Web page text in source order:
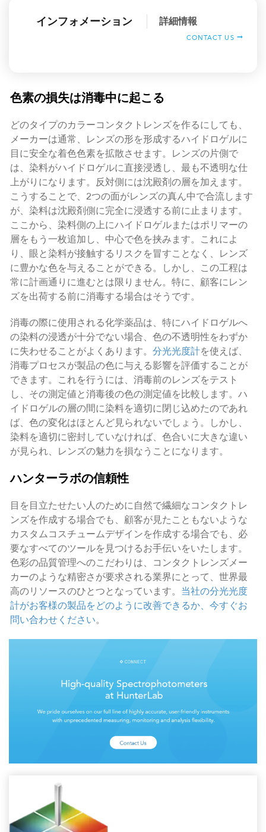
インフォメーション 詳細情報
CONTACT US
色素の損失は消毒中に起こる
どのタイプのカラーコンタクトレンズを作るにしても、
メーカーは通常、レンズの形を形成するハイドロゲルに
目に安全な着色色素を拡散させます。レンズの片側で
は、染料がハイドロゲルに直接浸透し、最も不透明な仕
上がりになります。反対側には沈殿剤の層を加えます。
こうすることで、2つの面がレンズの真ん中で合流します
が、染料は沈殿剤側に完全に浸透する前に止まります。
ここから、染料側の上にハイドロゲルまたはポリマーの
層をもう一枚追加し、中心で色を挟みます。これによ
り、眼と染料が接触するリスクを冒すことなく、レンズ
に豊かな色を与えることができる。しかし、この工程は
常に計画通りに進むとは限りません。特に、顧客にレン
ズを出荷する前に消毒する場合はそうです。
消毒の際に使用される化学薬品は、特にハイドロゲルへ
の染料の浸透が十分でない場合、色の不透明性をわずか
に失わせることがよくあります。 分光光度計を使えば、
消毒プロセスが製品の色に与える影響を評価することが
できます。これを行うには、消毒前のレンズをテスト
し、その測定値と消毒後の色の測定値を比較します。ハ
イドロゲルの層の間に染料を適切に閉じ込めたのであれ
ば、色の変化はほとんど見られないでしょう。しかし、
染料を適切に密封していなければ、色合いに大きな違い
が見られ、レンズの魅力を損なうことになります。
ハンターラボの信頼性
目を目立たせたい人のために自然で繊細なコンタクトレ
ンズを作成する場合でも、顧客が見たこともないような
カスタムコスチュームデザインを作成する場合でも、必
要なすべてのツールを見つけるお手伝いをいたします。
色彩の品質管理へのこだわりは、コンタクトレンズメー
カーのような精密さが要求される業界にとって、世界最
高のリソースのひとつとなっています。 当社の分光光度
計がお客様の製品をどのように改善できるか、今すぐお
問い合わせください。